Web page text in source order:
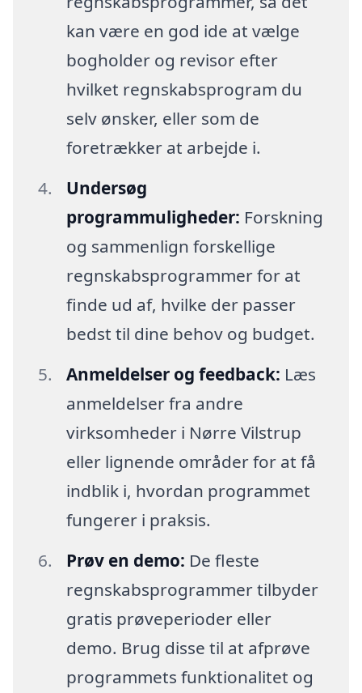
kan være en god ide at vælge
bogholder og revisor efter
hvilket regnskabsprogram du
selv ønsker, eller som de
foretrækker at arbejde i.
Undersøg
programmuligheder: Forskning
og sammenlign forskellige
regnskabsprogrammer for at
finde ud af, hvilke der passer
bedst til dine behov og budget.
Anmeldelser og feedback: Læs
anmeldelser fra andre
virksomheder i Nørre Vilstrup
eller lignende områder for at få
indblik i, hvordan programmet
fungerer i praksis.
Prøv en demo: De fleste
regnskabsprogrammer tilbyder
gratis prøveperioder eller
demo. Brug disse til at afprøve
programmets funktionalitet og